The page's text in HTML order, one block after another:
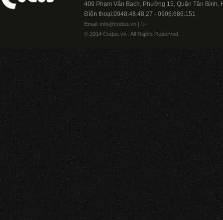
409 Phạm Văn Bạch, Phường 15, Quận Tân Bình,
Điện thoại:0948.48.48.27 - 0906.686.151
Email: info@codos.vn | G+
© 2014 Codos.vn . All Rights Reserved.